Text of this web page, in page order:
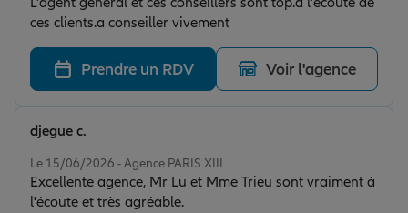
ces clients.a conseiller vivement
Prendre un RDV Voir l'agence
Le 15/06/2026 - Agence PARIS XIII
Excellente agence, Mr Lu et Mme Trieu sont vraiment à
l'écoute et très agréable.
djegue c.